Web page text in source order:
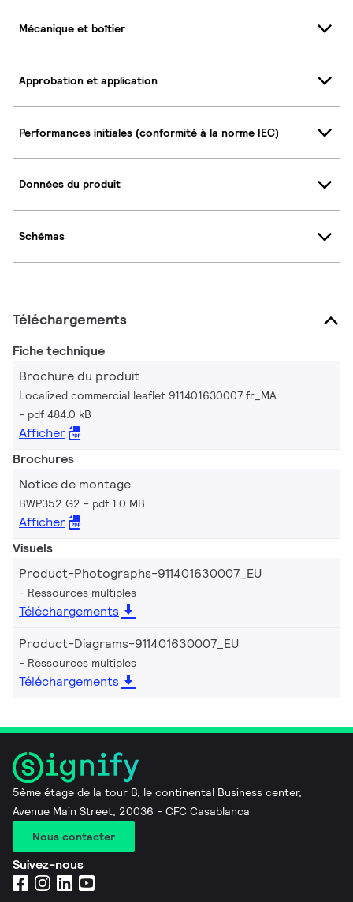
Mécanique et boîtier
Approbation et application
Performances initiales (conformité à la norme IEC)
Données du produit
Schémas
Téléchargements
Fiche technique
Brochure du produit
Localized commercial leaflet 911401630007 fr_MA
pdf 484.0 kB
Afficher
Brochures
Notice de montage
BWP352 G2 pdf 1.0 MB
Afficher
Visuels
Product-Photographs-911401630007_EU
Ressources multiples
Téléchargements
Product-Diagrams-911401630007_EU
Ressources multiples
Téléchargements
5ème étage de la tour B, le continental Business center,
Avenue Main Street, 20036 - CFC Casablanca
Nous contacter
Suivez-nous